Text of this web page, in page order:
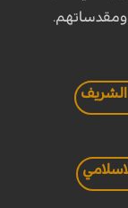
ومقدساتهم.